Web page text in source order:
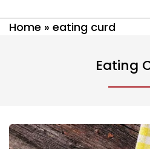
Home » eating curd
Eating